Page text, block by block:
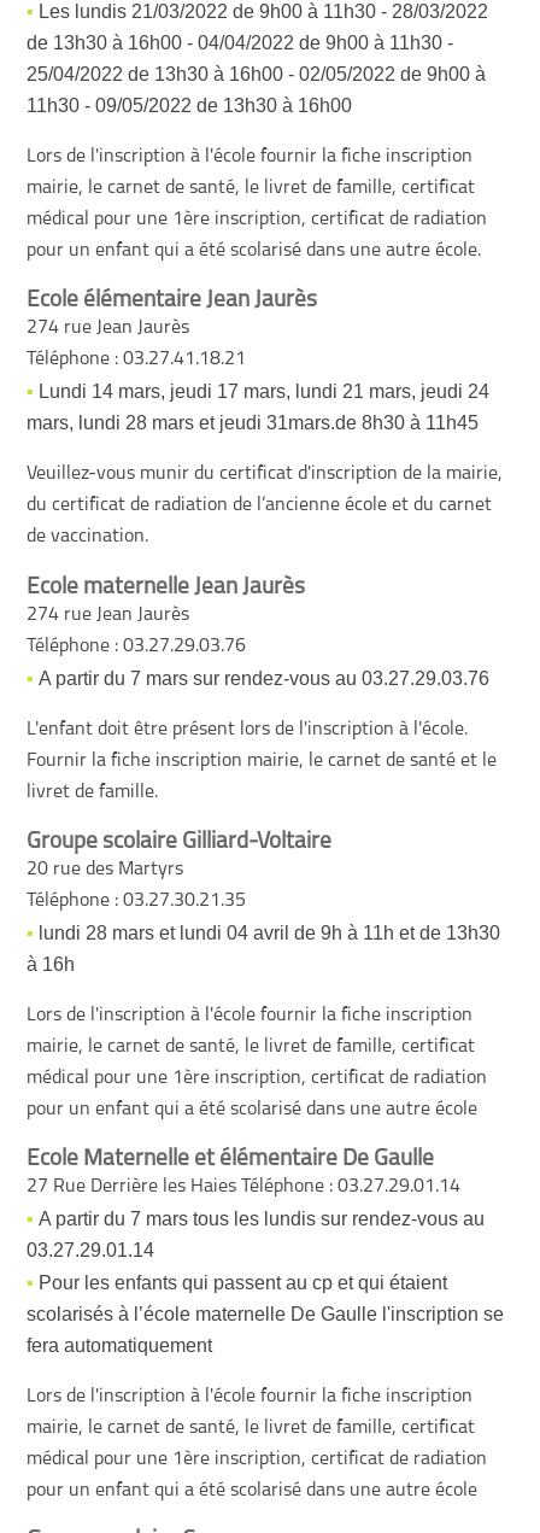
Les lundis 21/03/2022 de 9h00 à 11h30 - 28/03/2022
de 13h30 à 16h00 - 04/04/2022 de 9h00 à 11h30 -
25/04/2022 de 13h30 à 16h00 - 02/05/2022 de 9h00 à
11h30 - 09/05/2022 de 13h30 à 16h00
Lors de l'inscription à l'école fournir la fiche inscription
mairie, le carnet de santé, le livret de famille, certificat
médical pour une 1ère inscription, certificat de radiation
pour un enfant qui a été scolarisé dans une autre école.
Ecole élémentaire Jean Jaurès
274 rue Jean Jaurès
Téléphone : 03.27.41.18.21
Lundi 14 mars, jeudi 17 mars, lundi 21 mars, jeudi 24
mars, lundi 28 mars et jeudi 31mars.de 8h30 à 11h45
Veuillez-vous munir du certificat d'inscription de la mairie,
du certificat de radiation de l’ancienne école et du carnet
de vaccination.
Ecole maternelle Jean Jaurès
274 rue Jean Jaurès
Téléphone : 03.27.29.03.76
A partir du 7 mars sur rendez-vous au 03.27.29.03.76
L'enfant doit être présent lors de l'inscription à l'école.
Fournir la fiche inscription mairie, le carnet de santé et le
livret de famille.
Groupe scolaire Gilliard-Voltaire
20 rue des Martyrs
Téléphone : 03.27.30.21.35
lundi 28 mars et lundi 04 avril de 9h à 11h et de 13h30
à 16h
Lors de l'inscription à l'école fournir la fiche inscription
mairie, le carnet de santé, le livret de famille, certificat
médical pour une 1ère inscription, certificat de radiation
pour un enfant qui a été scolarisé dans une autre école
Ecole Maternelle et élémentaire De Gaulle
27 Rue Derrière les Haies Téléphone : 03.27.29.01.14
A partir du 7 mars tous les lundis sur rendez-vous au
03.27.29.01.14
Pour les enfants qui passent au cp et qui étaient
scolarisés à l’école maternelle De Gaulle l'inscription se
fera automatiquement
Lors de l'inscription à l'école fournir la fiche inscription
mairie, le carnet de santé, le livret de famille, certificat
médical pour une 1ère inscription, certificat de radiation
pour un enfant qui a été scolarisé dans une autre école